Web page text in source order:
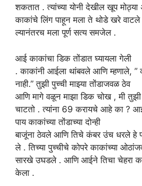
शकतात . त्यांच्या योनी देखील खूप मोठ्या
काकांचे लिंग पाहून मला ते थोडे खरे वाटले
ल्यानंतरच मला पूर्ण सत्य समजेल .
आईकाकांचाडिकतोंडातघ्यायलागेली
.काकांनी आईला थांबवले आणिम्हणाले, ”
नाही.”तुझी पुच्ची माझ्या तोंडाजवळ ठेव
आणि मागे वळून माझा डिक चोख , मी
चाटतो . त्यांना 69 करायचे आहे का ?
पाय काकांच्या तोंडाच्या दोन्ही
बाजूंना ठेवले आणि तिचे कंबर उंच धरले हे
ले . तिच्या पुच्चीचे कोपरे काकांच्या
सारखे उघडले . आणि आईने तिचा चेहरा
केला .